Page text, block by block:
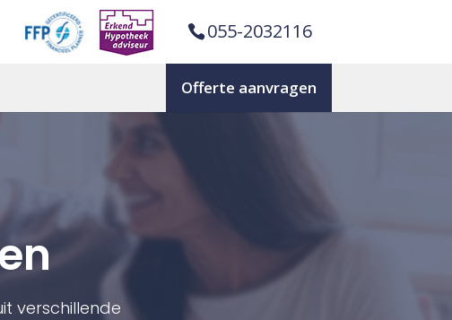
055-2032116
Offerte aanvragen
verschillende